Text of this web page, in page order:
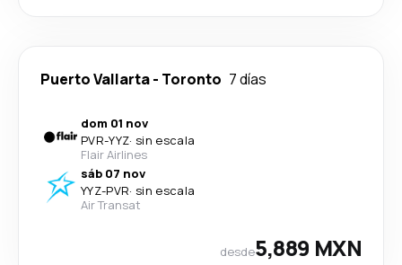
Puerto Vallarta- Toronto 7 días
dom 01 nov
PVR-YYZ· sin escala
Flair Airlines
sáb 07 nov
YYZ-PVR· sin escala
Air Transat
desde5,889 MXN